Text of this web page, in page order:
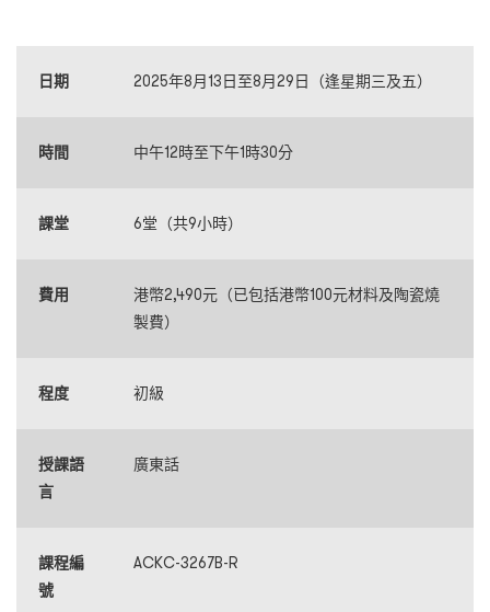
日期 2025年8月13日至8月29日（逢星期三及五）
時間 中午12時至下午1時30分
課堂 6堂（共9小時）
費用
港幣2,490元（已包括港幣100元材料及陶瓷燒
製費）
程度 初級
授課語
言
廣東話
課程編
號
ACKC-3267B-R